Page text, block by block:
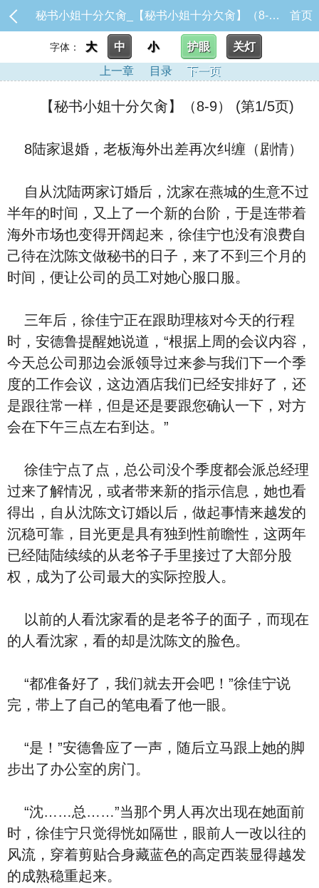
秘书小姐十分欠肏_【秘书小姐十分欠肏】（8-9） 首页
字体： 大 中 小 护眼
关灯
上一章
目录 下一页
【秘书小姐十分欠肏】（8-9） (第1/5页)
8陆家退婚，老板海外出差再次纠缠（剧情）
自从沈陆两家订婚后，沈家在燕城的生意不过
半年的时间，又上了一个新的台阶，于是连带着
海外市场也变得开阔起来，徐佳宁也没有浪费自
己待在沈陈文做秘书的日子，来了不到三个月的
时间，便让公司的员工对她心服口服。
三年后，徐佳宁正在跟助理核对今天的行程
时，安德鲁提醒她说道，“根据上周的会议内容，
今天总公司那边会派领导过来参与我们下一个季
度的工作会议，这边酒店我们已经安排好了，还
是跟往常一样，但是还是要跟您确认一下，对方
会在下午三点左右到达。”
徐佳宁点了点，总公司没个季度都会派总经理
过来了解情况，或者带来新的指示信息，她也看
得出，自从沈陈文订婚以后，做起事情来越发的
沉稳可靠，目光更是具有独到性前瞻性，这两年
已经陆陆续续的从老爷子手里接过了大部分股
权，成为了公司最大的实际控股人。
以前的人看沈家看的是老爷子的面子，而现在
的人看沈家，看的却是沈陈文的脸色。
“都准备好了，我们就去开会吧！”徐佳宁说
完，带上了自己的笔电看了他一眼。
“是！”安德鲁应了一声，随后立马跟上她的脚
步出了办公室的房门。
“沈……总……”当那个男人再次出现在她面前
时，徐佳宁只觉得恍如隔世，眼前人一改以往的
风流，穿着剪贴合身藏蓝色的高定西装显得越发
的成熟稳重起来。